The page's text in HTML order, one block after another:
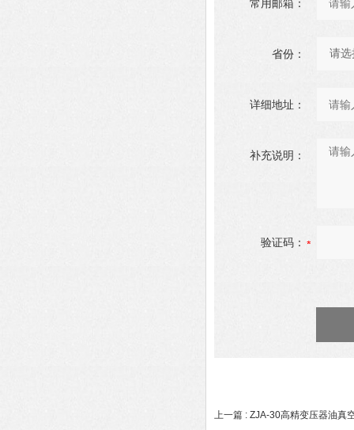
常用邮箱：
省份：
详细地址：
补充说明：
验证码：
上一篇 : ZJA-30高精变压器油真